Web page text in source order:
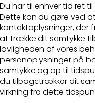
Du har til enhver tid ret
Dette kan du gøre ved
kontaktoplysninger, der
at trække dit samtykke
lovligheden af vores
personoplysninger på
samtykke og op til
du tilbagetrækker dit
virkning fra dette